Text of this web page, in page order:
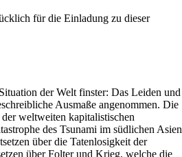
für die Einladung zu dieser
der Welt finster: Das Leiden und
Ausmaße angenommen. Die
weltweiten kapitalistischen
des Tsunami im südlichen Asien
über die Tatenlosigkeit der
über Folter und Krieg, welche die